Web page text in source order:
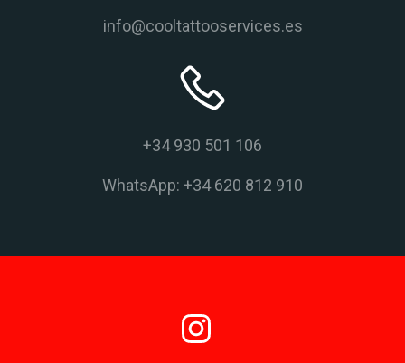
info@cooltattooservices.es
+34 930 501 106
WhatsApp: +34 620 812 910